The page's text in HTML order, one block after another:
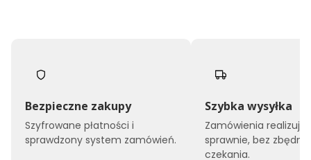
Bezpieczne zakupy
Szyfrowane płatności i
sprawdzony system zamówień.
Szybka wysyłka
Zamówienia
sprawnie, bez
czekania.